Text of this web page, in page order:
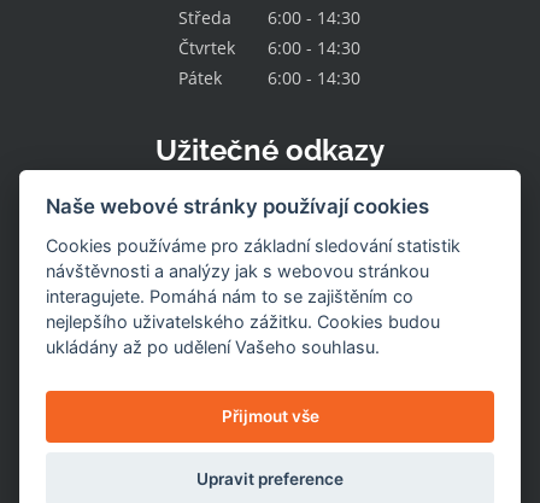
Středa
6:00 - 14:30
Čtvrtek
6:00 - 14:30
Pátek
6:00 - 14:30
Užitečné odkazy
O družstvu
Naše prodejny
Pracovní místa
Aktuality
Uzavřené prodejny
Stažení výrobku
Dotace
Nastavení cookies
Jednota Hlinsko . Všechna práva vyhrazena.
Naše webové stránky používají cookies
Cookies používáme pro základní sledování statistik
návštěvnosti a analýzy jak s webovou stránkou
interagujete. Pomáhá nám to se zajištěním co
nejlepšího uživatelského zážitku. Cookies budou
ukládány až po udělení Vašeho souhlasu.
Přijmout vše
Upravit preference